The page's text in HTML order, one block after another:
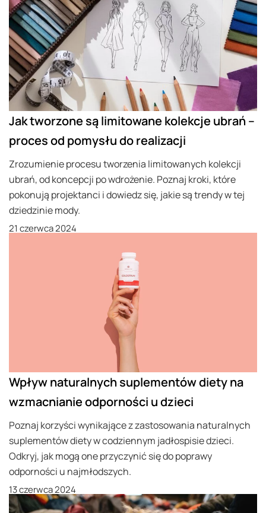
Jak tworzone są limitowane kolekcje ubrań –
proces od pomysłu do realizacji
Zrozumienie procesu tworzenia limitowanych kolekcji
ubrań, od koncepcji po wdrożenie. Poznaj kroki, które
pokonują projektanci i dowiedz się, jakie są trendy w tej
dziedzinie mody.
21 czerwca 2024
Wpływ naturalnych suplementów diety na
wzmacnianie odporności u dzieci
Poznaj korzyści wynikające z zastosowania naturalnych
suplementów diety w codziennym jadłospisie dzieci.
Odkryj, jak mogą one przyczynić się do poprawy
odporności u najmłodszych.
13 czerwca 2024